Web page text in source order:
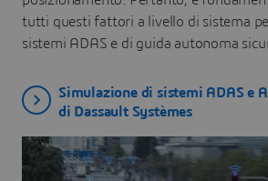
tutti questi fattori a livello di sistema
sistemi ADAS e di guida autonoma
Simulazione di sistemi ADAS e
di Dassault Systèmes